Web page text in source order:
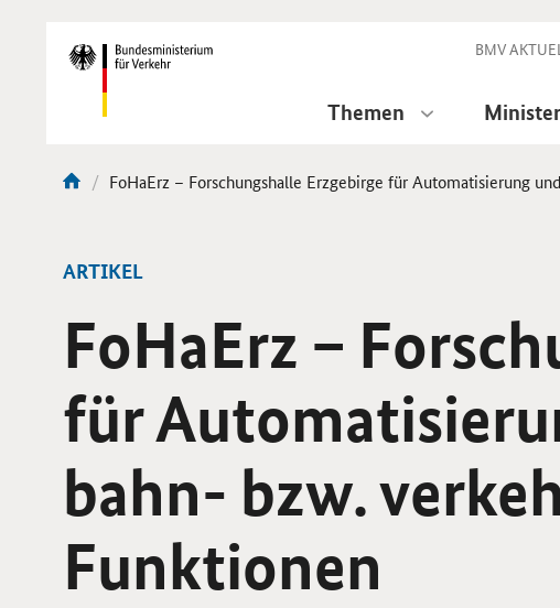
Navigation BMV
Themen
Aktuelle
FoHaErz – Forschungshalle Erzgebirge für Automatisierung
ARTIKEL
FoHaErz –
für
bahn- bzw.
Funktionen